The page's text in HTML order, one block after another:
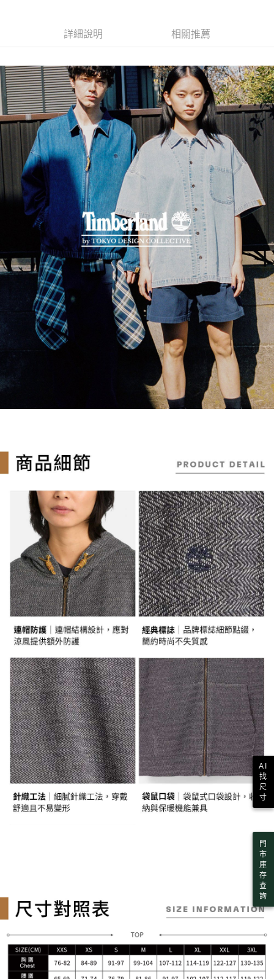
2.基於同意付款使用「大哥付你分期」之契約關係目的，商店將以您的個人
3.完整用戶服務條款，請詳閱以下連結：https://oppay.tw/userRule
後付繳納相關費用。
※ 交易是否成功請以「AFTEE先享後付 」之結帳頁面顯示為準，若有關於
【注意事項】
１．透過由恩沛科技股份有限公司提供之「AFTEE先享後付」服務完成之交
易，需依本服務之必要範圍內提供個人資料，並將交易相關給付款項請求債
權轉讓予恩沛科技股份有限公司。
２．關於個人資料處理事宜，請瀏覽以下網址：
https://aftee.tw/terms/#terms3
３．未成年的使用者請事先徵得法定代理人或監護人之同意方可使用
「AFTEE先享後付」，若未經同意申辦者引起之損失，本公司不負相關責
任。
４．使用「AFTEE先享後付」時，將依據個別帳號之用戶狀況，依本公司即
時審查核予不同之上限額度；若仍有額度不足之情形，本公司將視審查結果
請求用戶進行身份認證。
５．嚴禁一人註冊多個帳號或使用他人資訊註冊。若發現惡意使用之情形，
恩沛科技股份有限公司將有權停止該用戶之使用額度並採取法律行動。
付款後萊爾富取貨
7-11取貨付款
每筆NT$130，滿NT$2,000(含以上)免運費
付款後7-11取貨
每筆NT$130，滿NT$2,000(含以上)免運費
宅配
每筆NT$130，滿NT$2,000(含以上)免運費
詳細說明 相關推薦
門
市
庫
存
查
詢
AI
找
尺
寸